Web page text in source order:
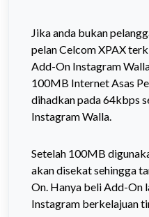
Jika anda bukan
pelan Celcom XPAX
Add-On Instagram
100MB Internet Asas
dihadkan pada 64kbps
Instagram Walla.
Setelah 100MB
akan disekat sehingga
On. Hanya beli Add-On
Instagram berkelajuan